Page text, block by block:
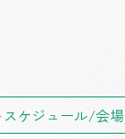
スケジュール/会場